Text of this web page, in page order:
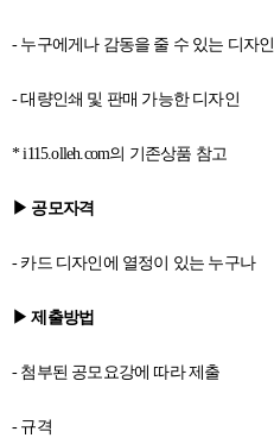
- 누구에게나 감동을 줄 수 있는 디자인
- 대량인쇄 및 판매 가능한 디자인
* i115.olleh.com의 기존상품 참고
▶ 공모자격
- 카드 디자인에 열정이 있는 누구나
▶ 제출방법
- 첨부된 공모요강에 따라 제출
- 규격